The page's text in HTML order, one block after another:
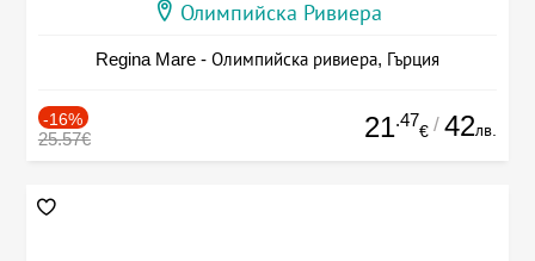
Олимпийска Ривиера
Regina Mare - Олимпийска ривиера, Гърция
-16%
25.57€ 21.47
€ / 42лв.